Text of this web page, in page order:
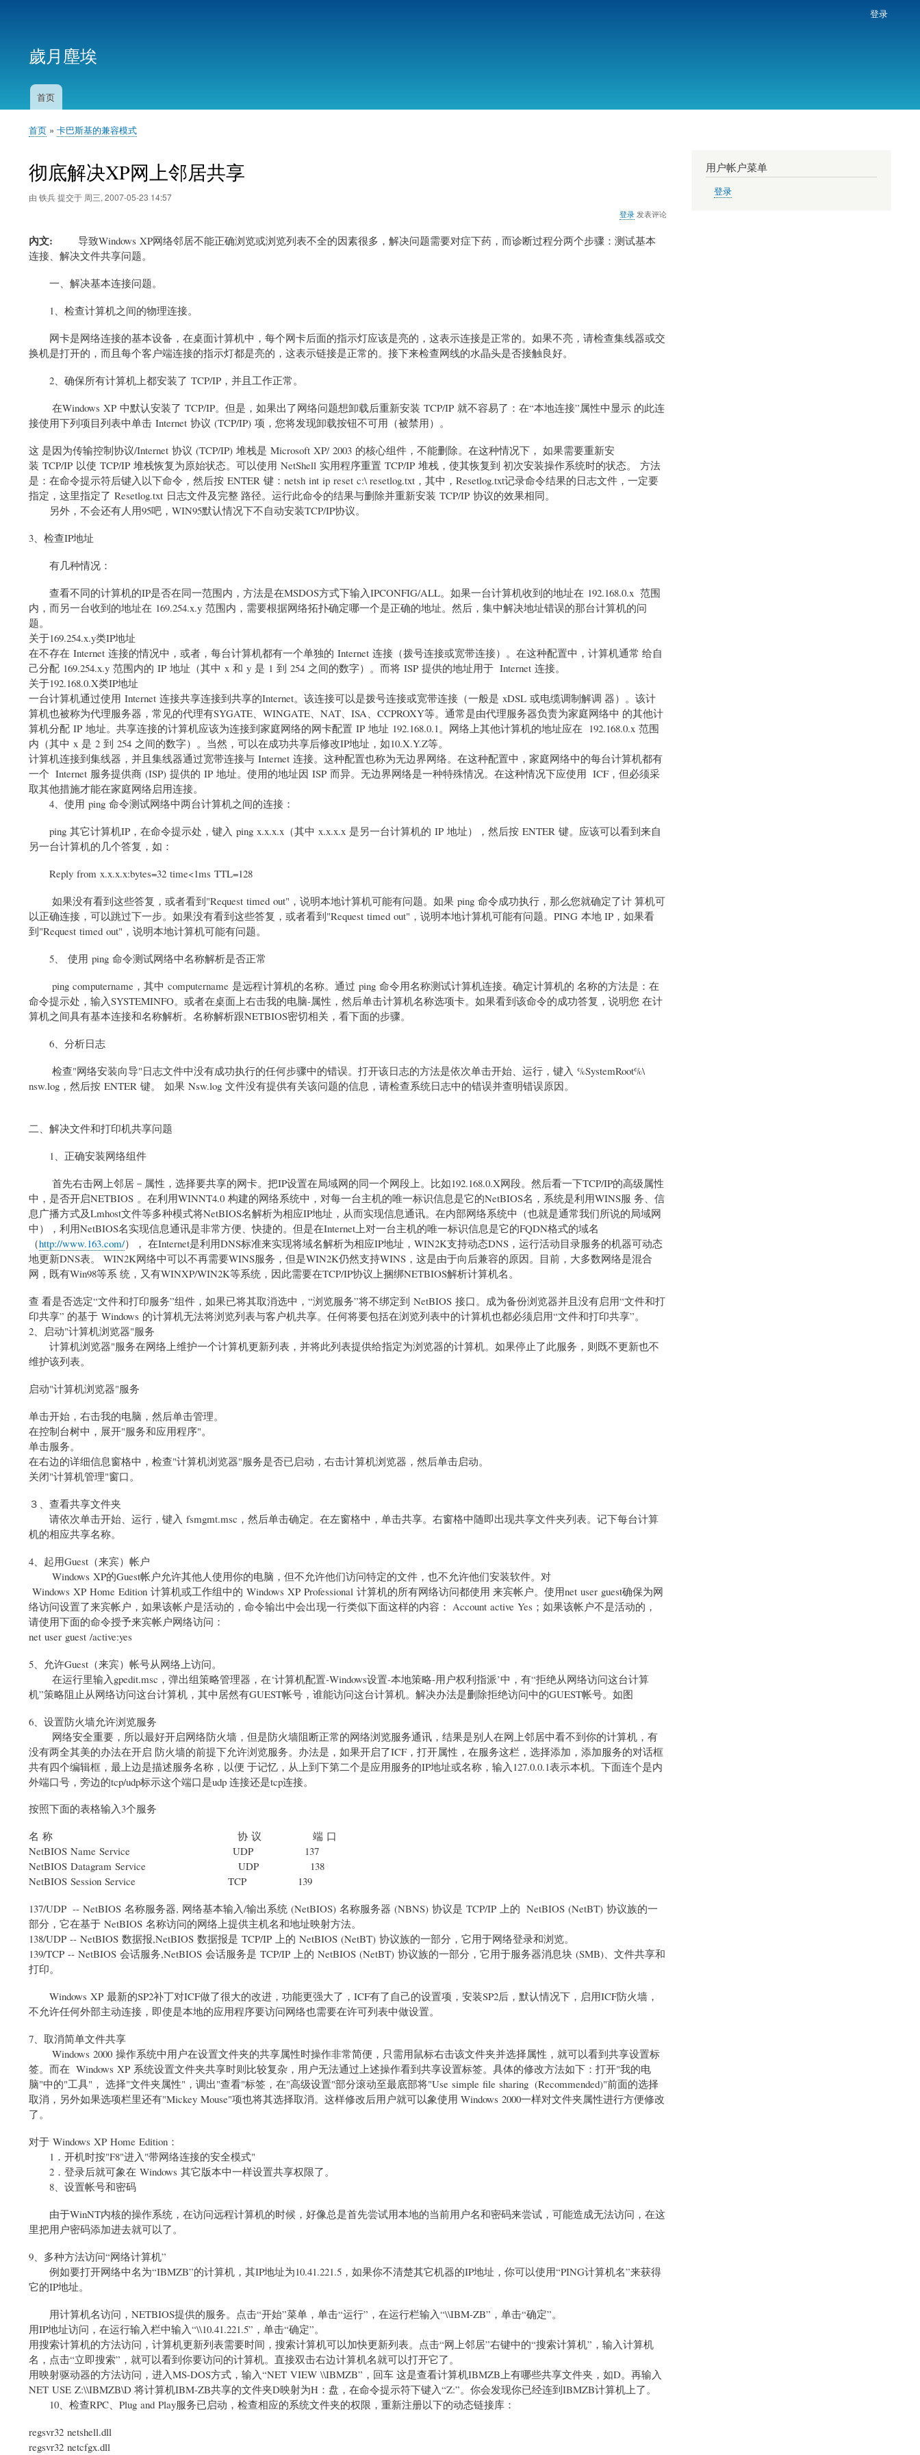
登录
歲月塵埃
航
首页
面
屑
首页 卡巴斯基的兼容模式
彻底解决XP网上邻居共享
由 铁兵提交于 周三, 2007-05-23 14:57
登录发表评论
內文
导致Windows XP网络邻居不能正确浏览或浏览列表不全的因素很多，解决问题需要对症下药，而诊断过程分两个步骤：测试基本
连接、解决文件共享问题。
一、解决基本连接问题。
1、检查计算机之间的物理连接。
网卡是网络连接的基本设备，在桌面计算机中，每个网卡后面的指示灯应该是亮的，这表示连接是正常的。如果不亮，请检查集线器或交
换机是打开的，而且每个客户端连接的指示灯都是亮的，这表示链接是正常的。接下来检查网线的水晶头是否接触良好。
2、确保所有计算机上都安装了 TCP/IP，并且工作正常。
在Windows XP 中默认安装了 TCP/IP。但是，如果出了网络问题想卸载后重新安装 TCP/IP 就不容易了：在“本地连接”属性中显示 的此连
接使用下列项目列表中单击 Internet 协议 (TCP/IP) 项，您将发现卸载按钮不可用（被禁用）。
这 是因为传输控制协议/Internet 协议 (TCP/IP) 堆栈是 Microsoft XP/ 2003 的核心组件，不能删除。在这种情况下， 如果需要重新安
装 TCP/IP 以使 TCP/IP 堆栈恢复为原始状态。可以使用 NetShell 实用程序重置 TCP/IP 堆栈，使其恢复到 初次安装操作系统时的状态。 方法
是：在命令提示符后键入以下命令，然后按 ENTER 键：netsh int ip reset c:\ resetlog.txt，其中，Resetlog.txt记录命令结果的日志文件，一定要
指定，这里指定了 Resetlog.txt 日志文件及完整 路径。运行此命令的结果与删除并重新安装 TCP/IP 协议的效果相同。
另外，不会还有人用95吧，WIN95默认情况下不自动安装TCP/IP协议。
3、检查IP地址
有几种情况：
查看不同的计算机的IP是否在同一范围内，方法是在MSDOS方式下输入IPCONFIG/ALL。如果一台计算机收到的地址在 192.168.0.x 范围
内，而另一台收到的地址在 169.254.x.y 范围内，需要根据网络拓扑确定哪一个是正确的地址。然后，集中解决地址错误的那台计算机的问
题。
关于169.254.x.y类IP地址
在不存在 Internet 连接的情况中，或者，每台计算机都有一个单独的 Internet 连接（拨号连接或宽带连接）。在这种配置中，计算机通常 给自
己分配 169.254.x.y 范围内的 IP 地址（其中 x 和 y 是 1 到 254 之间的数字）。而将 ISP 提供的地址用于 Internet 连接。
关于192.168.0.X类IP地址
一台计算机通过使用 Internet 连接共享连接到共享的Internet。该连接可以是拨号连接或宽带连接（一般是 xDSL 或电缆调制解调 器）。该计
算机也被称为代理服务器，常见的代理有SYGATE、WINGATE、NAT、ISA、CCPROXY等。通常是由代理服务器负责为家庭网络中 的其他计
算机分配 IP 地址。共享连接的计算机应该为连接到家庭网络的网卡配置 IP 地址 192.168.0.1。网络上其他计算机的地址应在 192.168.0.x 范围
内（其中 x 是 2 到 254 之间的数字）。当然，可以在成功共享后修改IP地址，如10.X.Y.Z等。
计算机连接到集线器，并且集线器通过宽带连接与 Internet 连接。这种配置也称为无边界网络。在这种配置中，家庭网络中的每台计算机都有
一个 Internet 服务提供商 (ISP) 提供的 IP 地址。使用的地址因 ISP 而异。无边界网络是一种特殊情况。在这种情况下应使用 ICF，但必须采
取其他措施才能在家庭网络启用连接。
4、使用 ping 命令测试网络中两台计算机之间的连接：
ping 其它计算机IP，在命令提示处，键入 ping x.x.x.x（其中 x.x.x.x 是另一台计算机的 IP 地址），然后按 ENTER 键。应该可以看到来自
另一台计算机的几个答复，如：
Reply from x.x.x.x:bytes=32 time<1ms TTL=128
如果没有看到这些答复，或者看到"Request timed out"，说明本地计算机可能有问题。如果 ping 命令成功执行，那么您就确定了计 算机可
以正确连接，可以跳过下一步。如果没有看到这些答复，或者看到"Request timed out"，说明本地计算机可能有问题。PING 本地 IP，如果看
到"Request timed out"，说明本地计算机可能有问题。
5、 使用 ping 命令测试网络中名称解析是否正常
ping computername，其中 computername 是远程计算机的名称。通过 ping 命令用名称测试计算机连接。确定计算机的 名称的方法是：在
命令提示处，输入SYSTEMINFO。或者在桌面上右击我的电脑-属性，然后单击计算机名称选项卡。如果看到该命令的成功答复，说明您 在计
算机之间具有基本连接和名称解析。名称解析跟NETBIOS密切相关，看下面的步骤。
6、分析日志
检查"网络安装向导"日志文件中没有成功执行的任何步骤中的错误。打开该日志的方法是依次单击开始、运行，键入 %SystemRoot%\
nsw.log，然后按 ENTER 键。 如果 Nsw.log 文件没有提供有关该问题的信息，请检查系统日志中的错误并查明错误原因。
二、解决文件和打印机共享问题
1、正确安装网络组件
首先右击网上邻居－属性，选择要共享的网卡。把IP设置在局域网的同一个网段上。比如192.168.0.X网段。然后看一下TCP/IP的高级属性
中，是否开启NETBIOS 。在利用WINNT4.0 构建的网络系统中，对每一台主机的唯一标识信息是它的NetBIOS名，系统是利用WINS服 务、信
息广播方式及Lmhost文件等多种模式将NetBIOS名解析为相应IP地址，从而实现信息通讯。在内部网络系统中（也就是通常我们所说的局域网
中），利用NetBIOS名实现信息通讯是非常方便、快捷的。但是在Internet上对一台主机的唯一标识信息是它的FQDN格式的域名
（http://www.163.com/）， 在Internet是利用DNS标准来实现将域名解析为相应IP地址，WIN2K支持动态DNS，运行活动目录服务的机器可动态
地更新DNS表。 WIN2K网络中可以不再需要WINS服务，但是WIN2K仍然支持WINS，这是由于向后兼容的原因。目前，大多数网络是混合
网，既有Win98等系 统，又有WINXP/WIN2K等系统，因此需要在TCP/IP协议上捆绑NETBIOS解析计算机名。
查 看是否选定“文件和打印服务”组件，如果已将其取消选中，“浏览服务”将不绑定到 NetBIOS 接口。成为备份浏览器并且没有启用“文件和打
印共享” 的基于 Windows 的计算机无法将浏览列表与客户机共享。任何将要包括在浏览列表中的计算机也都必须启用“文件和打印共享”。
2、启动"计算机浏览器"服务
计算机浏览器"服务在网络上维护一个计算机更新列表，并将此列表提供给指定为浏览器的计算机。如果停止了此服务，则既不更新也不
维护该列表。
启动"计算机浏览器"服务
单击开始，右击我的电脑，然后单击管理。
在控制台树中，展开"服务和应用程序"。
单击服务。
在右边的详细信息窗格中，检查"计算机浏览器"服务是否已启动，右击计算机浏览器，然后单击启动。
关闭"计算机管理"窗口。
３、查看共享文件夹
请依次单击开始、运行，键入 fsmgmt.msc，然后单击确定。在左窗格中，单击共享。右窗格中随即出现共享文件夹列表。记下每台计算
机的相应共享名称。
4、起用Guest（来宾）帐户
Windows XP的Guest帐户允许其他人使用你的电脑，但不允许他们访问特定的文件，也不允许他们安装软件。对
Windows XP Home Edition 计算机或工作组中的 Windows XP Professional 计算机的所有网络访问都使用 来宾帐户。使用net user guest确保为网
络访问设置了来宾帐户，如果该帐户是活动的，命令输出中会出现一行类似下面这样的内容： Account active Yes；如果该帐户不是活动的，
请使用下面的命令授予来宾帐户网络访问：
net user guest /active:yes
5、允许Guest（来宾）帐号从网络上访问。
在运行里输入gpedit.msc，弹出组策略管理器，在‘计算机配置-Windows设置-本地策略-用户权利指派’中，有“拒绝从网络访问这台计算
机”策略阻止从网络访问这台计算机，其中居然有GUEST帐号，谁能访问这台计算机。解决办法是删除拒绝访问中的GUEST帐号。如图
6、设置防火墙允许浏览服务
网络安全重要，所以最好开启网络防火墙，但是防火墙阻断正常的网络浏览服务通讯，结果是别人在网上邻居中看不到你的计算机，有
没有两全其美的办法在开启 防火墙的前提下允许浏览服务。办法是，如果开启了ICF，打开属性，在服务这栏，选择添加，添加服务的对话框
共有四个编辑框，最上边是描述服务名称，以便 于记忆，从上到下第二个是应用服务的IP地址或名称，输入127.0.0.1表示本机。下面连个是内
外端口号，旁边的tcp/udp标示这个端口是udp 连接还是tcp连接。
按照下面的表格输入3个服务
名 称 协 议 端 口
NetBIOS Name Service UDP 137
NetBIOS Datagram Service UDP 138
NetBIOS Session Service TCP 139
137/UDP -- NetBIOS 名称服务器, 网络基本输入/输出系统 (NetBIOS) 名称服务器 (NBNS) 协议是 TCP/IP 上的 NetBIOS (NetBT) 协议族的一
部分，它在基于 NetBIOS 名称访问的网络上提供主机名和地址映射方法。
138/UDP -- NetBIOS 数据报,NetBIOS 数据报是 TCP/IP 上的 NetBIOS (NetBT) 协议族的一部分，它用于网络登录和浏览。
139/TCP -- NetBIOS 会话服务,NetBIOS 会话服务是 TCP/IP 上的 NetBIOS (NetBT) 协议族的一部分，它用于服务器消息块 (SMB)、文件共享和
打印。
Windows XP 最新的SP2补丁对ICF做了很大的改进，功能更强大了，ICF有了自己的设置项，安装SP2后，默认情况下，启用ICF防火墙，
不允许任何外部主动连接，即使是本地的应用程序要访问网络也需要在许可列表中做设置。
7、取消简单文件共享
Windows 2000 操作系统中用户在设置文件夹的共享属性时操作非常简便，只需用鼠标右击该文件夹并选择属性，就可以看到共享设置标
签。而在 Windows XP 系统设置文件夹共享时则比较复杂，用户无法通过上述操作看到共享设置标签。具体的修改方法如下：打开"我的电
脑"中的"工具"， 选择"文件夹属性"，调出"查看"标签，在"高级设置"部分滚动至最底部将"Use simple file sharing (Recommended)"前面的选择
取消，另外如果选项栏里还有"Mickey Mouse"项也将其选择取消。这样修改后用户就可以象使用 Windows 2000一样对文件夹属性进行方便修改
了。
对于 Windows XP Home Edition：
1．开机时按"F8"进入"带网络连接的安全模式"
2．登录后就可象在 Windows 其它版本中一样设置共享权限了。
8、设置帐号和密码
由于WinNT内核的操作系统，在访问远程计算机的时候，好像总是首先尝试用本地的当前用户名和密码来尝试，可能造成无法访问，在这
里把用户密码添加进去就可以了。
9、多种方法访问“网络计算机”
例如要打开网络中名为“IBMZB”的计算机，其IP地址为10.41.221.5，如果你不清楚其它机器的IP地址，你可以使用“PING计算机名”来获得
它的IP地址。
用计算机名访问，NETBIOS提供的服务。点击“开始”菜单，单击“运行”，在运行栏输入“\\IBM-ZB”，单击“确定”。
用IP地址访问，在运行输入栏中输入“\\10.41.221.5”，单击“确定”。
用搜索计算机的方法访问，计算机更新列表需要时间，搜索计算机可以加快更新列表。点击“网上邻居”右键中的“搜索计算机”，输入计算机
名，点击“立即搜索”，就可以看到你要访问的计算机。直接双击右边计算机名就可以打开它了。
用映射驱动器的方法访问，进入MS-DOS方式，输入“NET VIEW \\IBMZB”，回车 这是查看计算机IBMZB上有哪些共享文件夹，如D。再输入
NET USE Z:\\IBMZB\D 将计算机IBM-ZB共享的文件夹D映射为H：盘，在命令提示符下键入“Z:”。你会发现你已经连到IBMZB计算机上了。
10、检查RPC、Plug and Play服务已启动，检查相应的系统文件夹的权限，重新注册以下的动态链接库：
regsvr32 netshell.dll
regsvr32 netcfgx.dll
用户帐户菜单
登录